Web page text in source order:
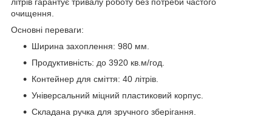
очищення.
Основні переваги:
Ширина захоплення: 980 мм.
Продуктивність: до 3920 кв.м/год.
Контейнер для сміття: 40 літрів.
Універсальний міцний пластиковий корпус.
Складана ручка для зручного зберігання.